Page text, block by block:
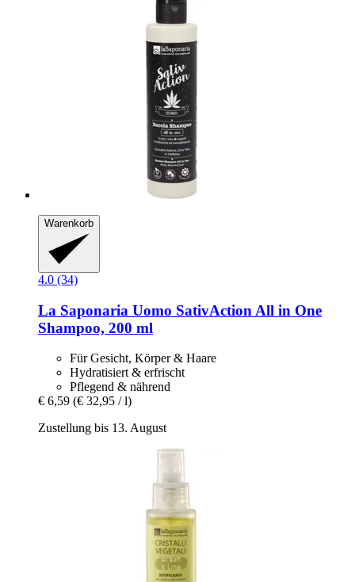
Warenkorb
4.0 (34)
La Saponaria Uomo SativAction All in One
Shampoo, 200 ml
Für Gesicht, Körper & Haare
Hydratisiert & erfrischt
Pflegend & nährend
€ 6,59 (€ 32,95 / l)
Zustellung bis 13. August